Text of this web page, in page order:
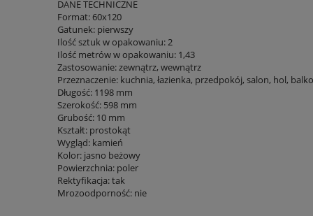
DANE TECHNICZNE
Format: 60x120
Gatunek: pierwszy
Ilość sztuk w opakowaniu: 2
Ilość metrów w opakowaniu: 1,43
Zastosowanie: zewnątrz, wewnątrz
Przeznaczenie: kuchnia, łazienka, przedpokój, salon, hol,
Długość: 1198 mm
Szerokość: 598 mm
Grubość: 10 mm
Kształt: prostokąt
Wygląd: kamień
Kolor: jasno beżowy
Powierzchnia: poler
Rektyfikacja: tak
Mrozoodporność: nie